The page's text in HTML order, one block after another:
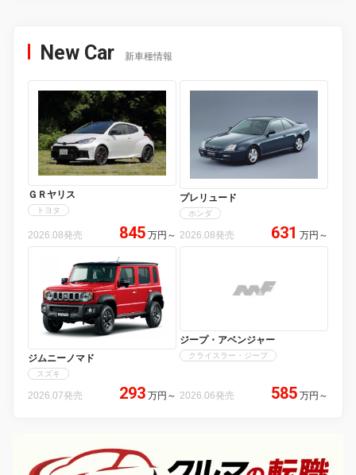
New Car 新車種情報
ＧＲヤリス
トヨタ
2026.08発売 845 万円 ～
プレリュード
ホンダ
2026.08発売 631 万円 ～
ジムニーノマド
スズキ
2026.07発売 293 万円 ～
ジープ・アベンジャー
クライスラー・ジープ
2026.06発売 585 万円 ～